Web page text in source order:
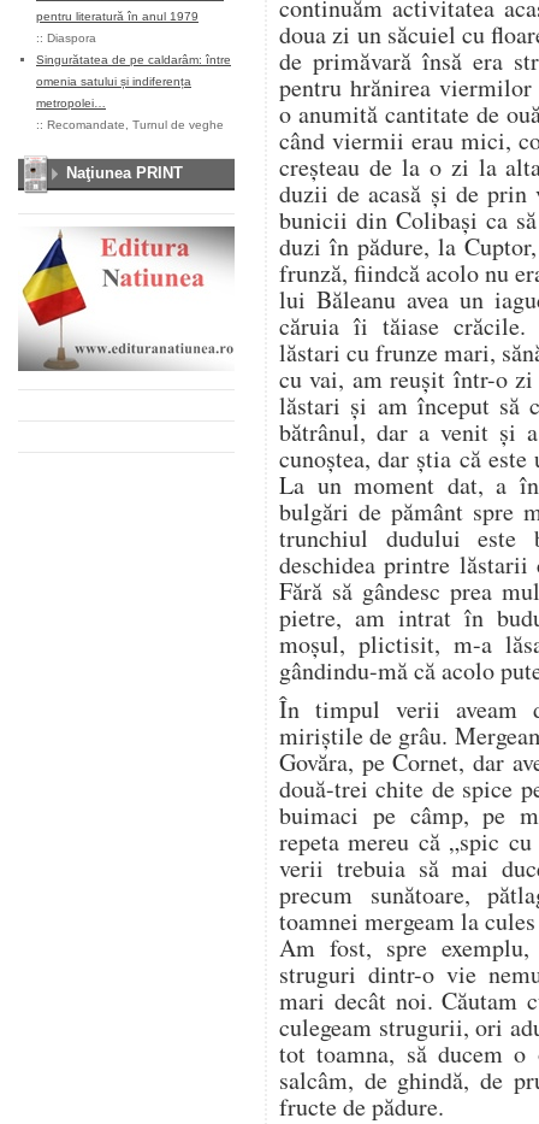
pentru literatură în anul 1979
:: Diaspora
Singurătatea de pe caldarâm: între
omenia satului și indiferența
metropolei…
:: Recomandate Turnul de veghe
Naţiunea PRINT
continuăm activitatea
doua zi un săcuiel cu
de primăvară însă era
pentru hrănirea viermilor
o anumită cantitate de
când viermii erau mici,
creșteau de la o zi la
duzii de acasă și de prin
bunicii din Colibași ca
duzi în pădure, la
frunză, fiindcă acolo nu
lui Băleanu avea un
căruia îi tăiase crăcile.
lăstari cu frunze mari,
cu vai, am reușit într-o
lăstari și am început să
bătrânul, dar a venit și
cunoștea, dar știa că
La un moment dat, a
bulgări de pământ spre
trunchiul dudului este
deschidea printre
Fără să gândesc prea
pietre, am intrat în
moșul, plictisit, m-a
gândindu-mă că acolo
În timpul verii aveam
miriștile de grâu.
Govăra, pe Cornet, dar
două-trei chite de spice
buimaci pe câmp, pe
repeta mereu că „spic
verii trebuia să mai
precum sunătoare,
toamnei mergeam la
Am fost, spre
struguri dintr-o vie
mari decât noi. Căutam
culegeam strugurii, ori
tot toamna, să ducem o
salcâm, de ghindă, de
fructe de pădure.